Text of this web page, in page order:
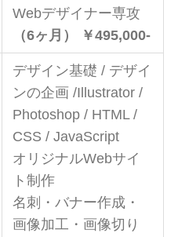
Webデザイナー専攻
（6ヶ月） ￥495,000-
デザイン基礎 / デザイ
ンの企画 /Illustrator /
Photoshop / HTML /
CSS / JavaScript
オリジナルWebサイ
ト制作
名刺・バナー作成・
画像加工・画像切り